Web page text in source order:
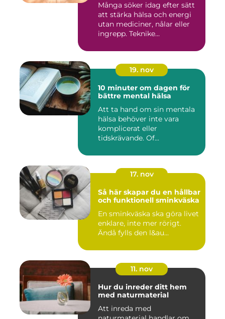
Många söker idag efter sätt
att stärka hälsa och energi
utan mediciner, nålar eller
ingrepp. Teknike...
19. nov
10 minuter om dagen för
bättre mental hälsa
Att ta hand om sin mentala
hälsa behöver inte vara
komplicerat eller
tidskrävande. Of...
17. nov
Så här skapar du en hållbar
och funktionell sminkväska
En sminkväska ska göra livet
enklare, inte mer rörigt.
Ändå fylls den l&au...
11. nov
Hur du inreder ditt hem
med naturmaterial
Att inreda med